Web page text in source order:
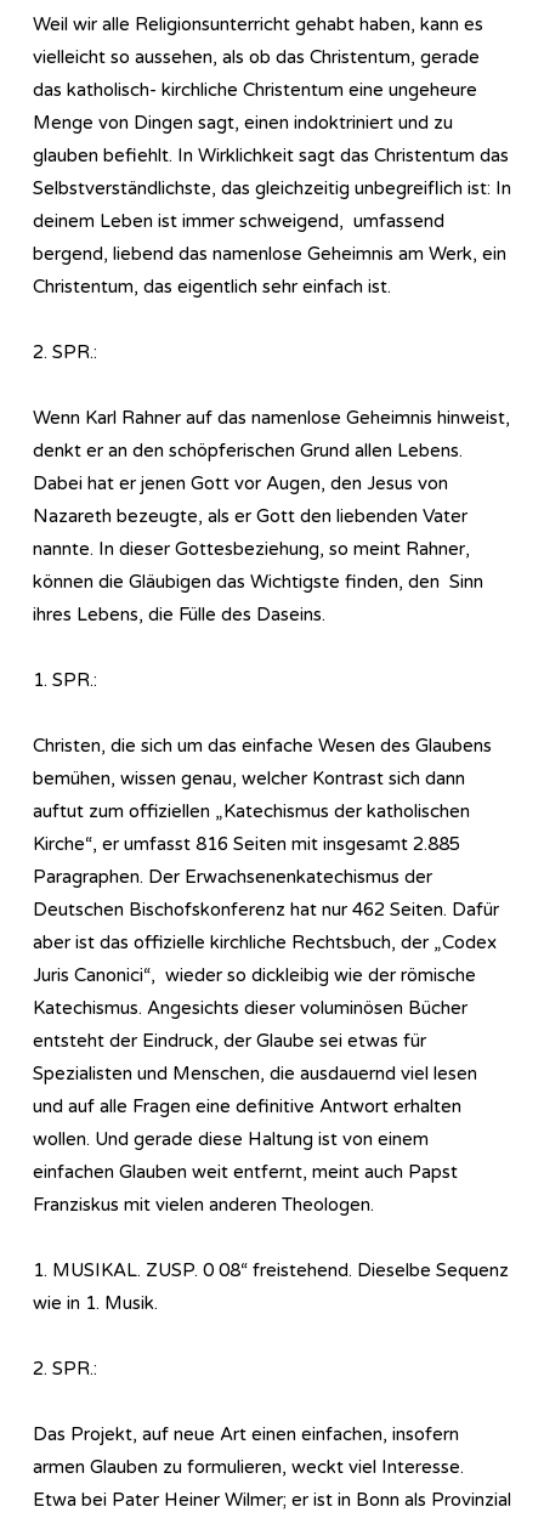
Weil wir alle Religionsunterricht gehabt haben, kann es
vielleicht so aussehen, als ob das Christentum, gerade
das katholisch- kirchliche Christentum eine ungeheure
Menge von Dingen sagt, einen indoktriniert und zu
glauben befiehlt. In Wirklichkeit sagt das Christentum das
Selbstverständlichste, das gleichzeitig unbegreiflich ist: In
deinem Leben ist immer schweigend, umfassend
bergend, liebend das namenlose Geheimnis am Werk, ein
Christentum, das eigentlich sehr einfach ist.
2. SPR.:
Wenn Karl Rahner auf das namenlose Geheimnis hinweist,
denkt er an den schöpferischen Grund allen Lebens.
Dabei hat er jenen Gott vor Augen, den Jesus von
Nazareth bezeugte, als er Gott den liebenden Vater
nannte. In dieser Gottesbeziehung, so meint Rahner,
können die Gläubigen das Wichtigste finden, den Sinn
ihres Lebens, die Fülle des Daseins.
1. SPR.:
Christen, die sich um das einfache Wesen des Glaubens
bemühen, wissen genau, welcher Kontrast sich dann
auftut zum offiziellen „Katechismus der katholischen
Kirche“, er umfasst 816 Seiten mit insgesamt 2.885
Paragraphen. Der Erwachsenenkatechismus der
Deutschen Bischofskonferenz hat nur 462 Seiten. Dafür
aber ist das offizielle kirchliche Rechtsbuch, der „Codex
Juris Canonici“, wieder so dickleibig wie der römische
Katechismus. Angesichts dieser voluminösen Bücher
entsteht der Eindruck, der Glaube sei etwas für
Spezialisten und Menschen, die ausdauernd viel lesen
und auf alle Fragen eine definitive Antwort erhalten
wollen. Und gerade diese Haltung ist von einem
einfachen Glauben weit entfernt, meint auch Papst
Franziskus mit vielen anderen Theologen.
1. MUSIKAL. ZUSP. 0 08“ freistehend. Dieselbe Sequenz
wie in 1. Musik.
2. SPR.:
Das Projekt, auf neue Art einen einfachen, insofern
armen Glauben zu formulieren, weckt viel Interesse.
Etwa bei Pater Heiner Wilmer; er ist in Bonn als Provinzial